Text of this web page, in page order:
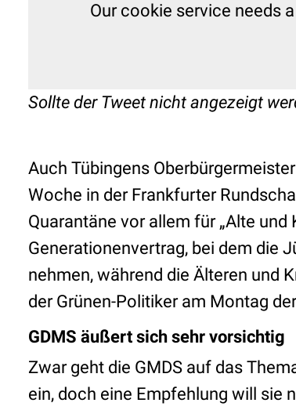
Our cookie service needs
Sollte der Tweet nicht angezeigt
Auch Tübingens
Woche in der Frankfurter
Quarantäne vor allem für „Alte und
Generationenvertrag, bei dem die
nehmen, während die Älteren und
der Grünen-Politiker am Montag
GDMS äußert sich sehr vorsichtig
Zwar geht die GMDS auf das
ein, doch eine Empfehlung will sie